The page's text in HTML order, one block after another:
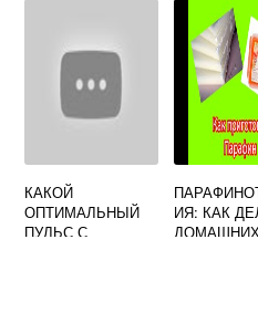
БЕЗ
КАКОЙ
ОПТИМАЛЬНЫЙ
ПУЛЬС С
ИЯ: КАК
ДОМАШНИХ